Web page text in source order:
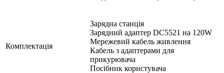
Комплектація
Зарядна станція
Зарядний адаптер DC5521 на 120W
Мережевий кабель живлення
Кабель з адаптерами для
прикурювача
Посібник користувача